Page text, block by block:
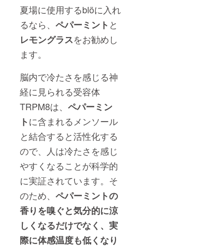
夏場に使用するblöに入れ
るなら、 ペパーミント と
レモングラスをお勧めし
ます。
脳内で冷たさを感じる神
経に見られる受容体
TRPM8は、 ペパーミン
トに含まれるメンソール
と結合すると活性化する
ので、人は冷たさを感じ
やすくなることが科学的
に実証されています。そ
のため、 ペパーミントの
香りを嗅ぐと気分的に涼
しくなるだけでなく、実
際に体感温度も低くなり